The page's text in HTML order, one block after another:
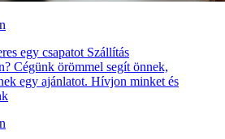
egy csapatot Szállítás
Cégünk örömmel segít önnek,
egy ajánlatot. Hívjon minket és